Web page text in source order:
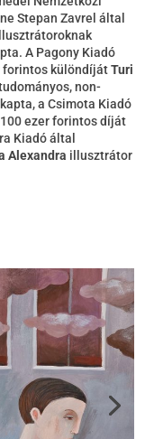
Stepan Zavrel által
A Pagony Kiadó
forintos különdíjátTuri
non-
kapta, a Csimota Kiadó
ezer forintos díját
Kiadó által
Alexandra illusztrátor